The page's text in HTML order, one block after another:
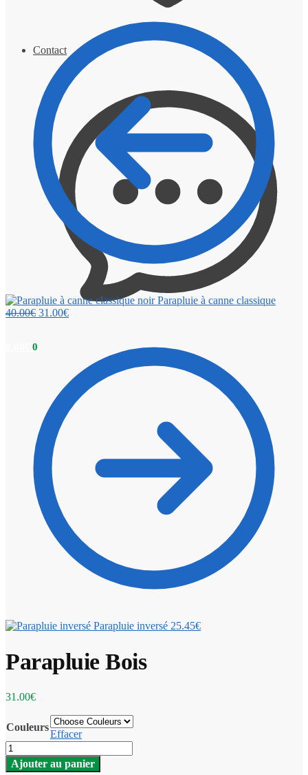
Contact
0
Parapluie à canne classique
40.00€ 31.00€
Parapluie inversé 25.45€
Parapluie Bois
31.00€
Couleurs
Effacer
Ajouter au panier